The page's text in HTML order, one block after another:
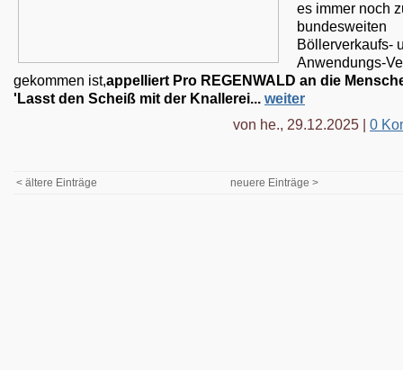
es immer noch
bundesweiten
Böllerverkaufs-
Anwendungs-
gekommen ist,appelliert Pro REGENWALD an die
'Lasst den Scheiß mit der Knallerei... weiter
von he., 29.12.2025 | 0
< ältere Einträge neuere Einträge >